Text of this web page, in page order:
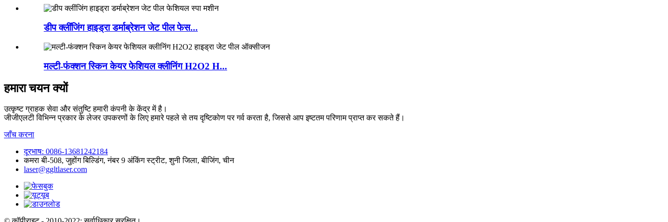
डीप क्लींजिंग हाइड्रा डर्माब्रेशन जेट पील फेस...
मल्टी-फंक्शन स्किन केयर फेशियल क्लीनिंग H2O2 H...
हमारा चयन क्यों
उत्कृष्ट ग्राहक सेवा और संतुष्टि हमारी कंपनी के केंद्र में है।
जीजीएलटी विभिन्न प्रकार के लेजर उपकरणों के लिए हमारे पहले से तय दृष्टिकोण पर गर्व करता है, जिससे आप इष्टतम परिणाम प्राप्त कर सकते हैं।
जाँच करना
दूरभाष: 0086-13681242184
कमरा बी-508, जुहोंग बिल्डिंग, नंबर 9 अंकिंग स्ट्रीट, शुनी जिला, बीजिंग, चीन
laser@ggltlaser.com